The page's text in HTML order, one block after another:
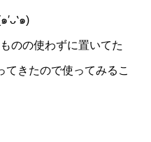
′ᴗ‵๑)
のの使わずに置いてた
てきたので使ってみるこ